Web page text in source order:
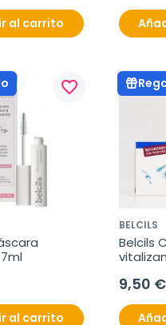
al carrito
favorite_border
al carrito
BELCILS
Belcils
9,50 €